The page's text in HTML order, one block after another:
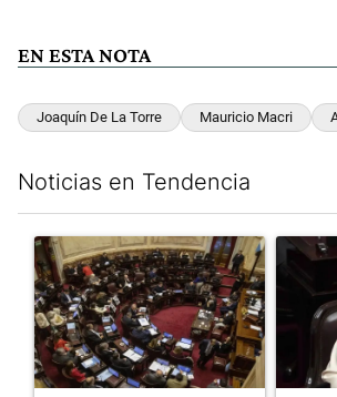
EN ESTA NOTA
Joaquín De La Torre Mauricio Macri
Noticias en Tendencia
Un artículo de tendencia con el título "El
Un